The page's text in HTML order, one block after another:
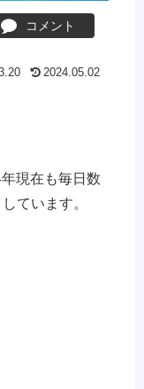
コメント
2024.05.02
現在も毎日数
ています。